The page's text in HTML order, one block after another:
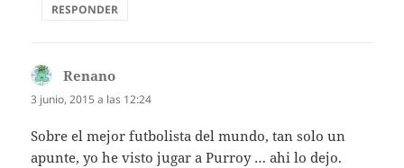
RESPONDER
Renano
3 junio, 2015 a las 12:24
Sobre el mejor futbolista del mundo, tan solo un
apunte, yo he visto jugar a Purroy … ahi lo dejo.